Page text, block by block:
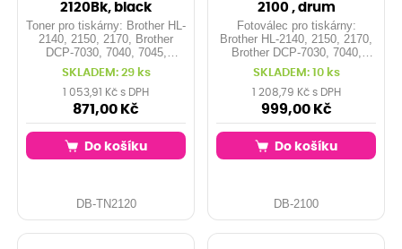
2120Bk, black
Toner pro tiskárny: Brother HL-
2140, 2150, 2170, Brother
DCP-7030, 7040, 7045,
Brother MFC-7320, 7440,
7840, ... Kapacita: 2.600 stran
při 5% pokrytí Barva: black
SKLADEM: 29 ks
1 053,91 Kč s DPH
871,00 Kč
Do košíku
DB-TN2120
2100 , drum
Fotoválec pro tiskárny:
Brother HL-2140, 2150, 2170,
Brother DCP-7030, 7040,
7045, Brother MFC-7320,
7440, 7840, ... Kapacita:
12.000 stran Barva: drum
SKLADEM: 10 ks
1 208,79 Kč s DPH
999,00 Kč
Do košíku
DB-2100